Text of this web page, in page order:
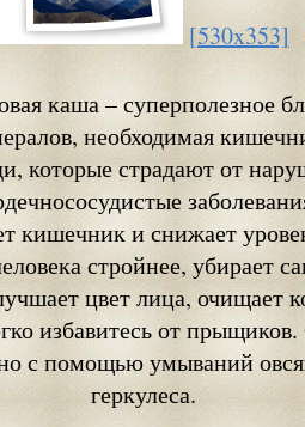
[530x353]
каша – суперполезное
необходимая
которые страдают от
кишечник и снижает
стройнее, убирает
цвет лица, очищает
избавитесь от
с помощью умываний
геркулеса.